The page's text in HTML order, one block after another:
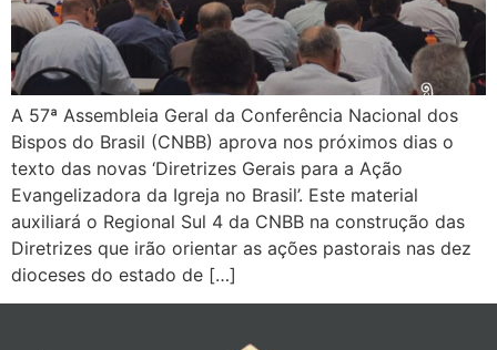
A 57ª Assembleia Geral da Conferência Nacional dos
Bispos do Brasil (CNBB) aprova nos próximos dias o
texto das novas ‘Diretrizes Gerais para a Ação
Evangelizadora da Igreja no Brasil’. Este material
auxiliará o Regional Sul 4 da CNBB na construção das
Diretrizes que irão orientar as ações pastorais nas dez
dioceses do estado de […]